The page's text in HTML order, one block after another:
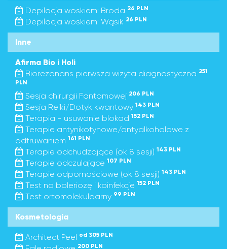
Depilacja woskiem: Broda 26 PLN
Depilacja woskiem: Wąsik 26 PLN
Inne
Afirma Bio i Holi
Biorezonans pierwsza wizyta diagnostyczna 251
PLN
Sesja chirurgii Fantomowej 206 PLN
Sesja Reiki/Dotyk kwantowy 143 PLN
Terapia - usuwanie blokad 152 PLN
Terapie antynikotynowe/antyalkoholowe z
odtruwaniem 161 PLN
Terapie odchudzające (ok 8 sesji) 143 PLN
Terapie odczulające 107 PLN
Terapie odpornościowe (ok 8 sesji) 143 PLN
Test na boleriozę i koinfekcje 152 PLN
Test ortomolekulaarny 99 PLN
Kosmetologia
Architect Peel od 305 PLN
200 PLN